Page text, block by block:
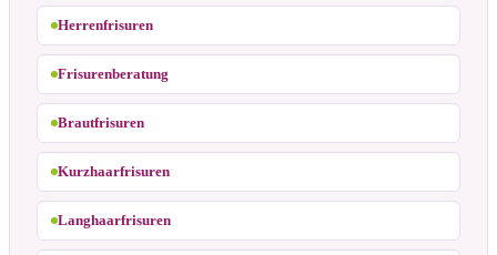
Herrenfrisuren
Frisurenberatung
Brautfrisuren
Kurzhaarfrisuren
Langhaarfrisuren